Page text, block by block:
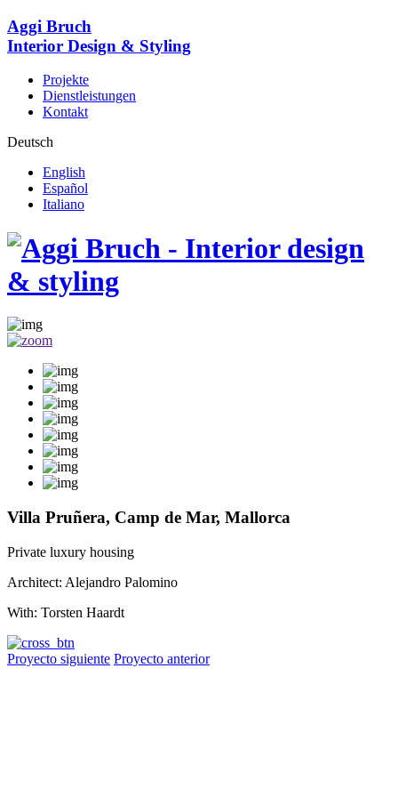
Aggi Bruch
Interior Design & Styling
Projekte
Dienstleistungen
Kontakt
Deutsch
English
Español
Italiano
Villa Pruñera, Camp de Mar, Mallorca
Private luxury housing
Architect: Alejandro Palomino
With: Torsten Haardt
Proyecto siguiente Proyecto anterior